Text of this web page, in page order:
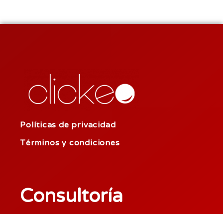
Políticas de privacidad
Términos y condiciones
Consultoría